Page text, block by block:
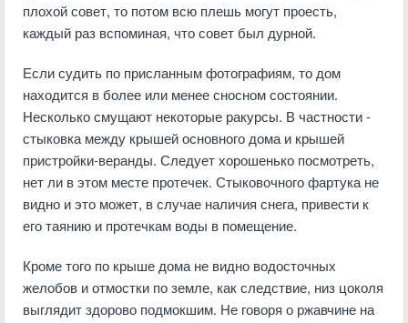
плохой совет, то потом всю плешь могут проесть,
каждый раз вспоминая, что совет был дурной.
Если судить по присланным фотографиям, то дом
находится в более или менее сносном состоянии.
Несколько смущают некоторые ракурсы. В частности -
стыковка между крышей основного дома и крышей
пристройки-веранды. Следует хорошенько посмотреть,
нет ли в этом месте протечек. Стыковочного фартука не
видно и это может, в случае наличия снега, привести к
его таянию и протечкам воды в помещение.
Кроме того по крыше дома не видно водосточных
желобов и отмостки по земле, как следствие, низ цоколя
выглядит здорово подмокшим. Не говоря о ржавчине на